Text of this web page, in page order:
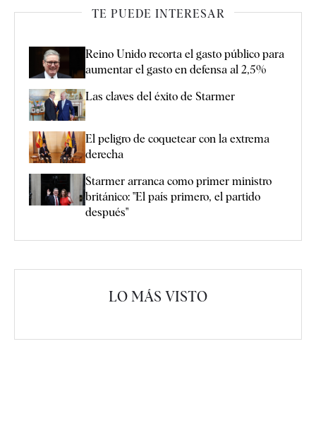
TE PUEDE INTERESAR
Reino Unido recorta el gasto público para
aumentar el gasto en defensa al 2,5%
Las claves del éxito de Starmer
El peligro de coquetear con la extrema
derecha
Starmer arranca como primer ministro
británico: "El país primero, el partido
después"
LO MÁS VISTO